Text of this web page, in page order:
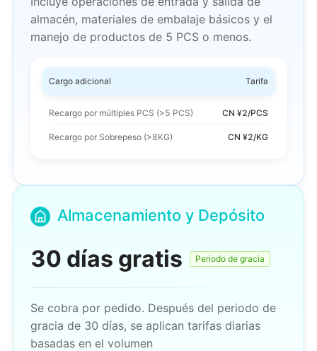
almacén, materiales de embalaje básicos y el
manejo de productos de 5 PCS o menos.
Cargo adicional Tarifa
Recargo por múltiples PCS (>5 PCS) CN ¥2/PCS
Recargo por Sobrepeso (>8KG) CN ¥2/KG
Almacenamiento y Depósito
30 días gratis Periodo de gracia
Se cobra por pedido. Después del periodo de
gracia de 30 días, se aplican tarifas diarias
basadas en el volumen